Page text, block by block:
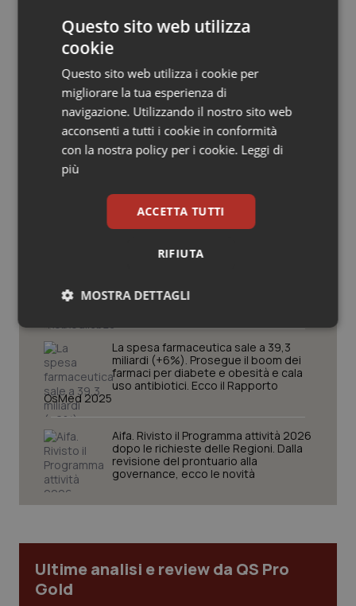
Salute orale & impianti
Sangue & coagulazione
Tiroide
Tumore al seno
Tumori del Polmone & Testa Collo
Ulcera & Reflusso
Vaccini
Potrebbe interessarti in
Scienza e Farmaci
Ebola in Congo. Oms e Africa Cdc:
“Epidemia più veloce della risposta”.
Quasi 4mila casi e 1.801 morti
allarmismi. Sistema italiano
La spesa farmaceutica sale a 39,3
miliardi (+6%). Prosegue il boom dei
farmaci per diabete e obesità e cala
uso antibiotici. Ecco il Rapporto
OsMed 2025
Aifa. Rivisto il Programma attività 2026
dopo le richieste delle Regioni. Dalla
revisione del prontuario alla
governance, ecco le novità
Ultime analisi e review da QS Pro
Gold
Questo sito web utilizza
cookie
Questo sito web utilizza i cookie per
migliorare la tua esperienza di
navigazione. Utilizzando il nostro sito web
acconsenti a tutti i cookie in conformità
con la nostra policy per i cookie. Leggi di
più
ACCETTA TUTTI
RIFIUTA
MOSTRA DETTAGLI
Necessari Statistici Marketing
Necessari Statistici Marketing
I cookie necessari contribuiscono a rendere fruibile il
sito web abilitandone funzionalità di base quali la
protette del sito. Il sito web non è in grado di
Nome
Fornitore/Dominio
VISITOR_PRIVACY_METADATA
YouTube